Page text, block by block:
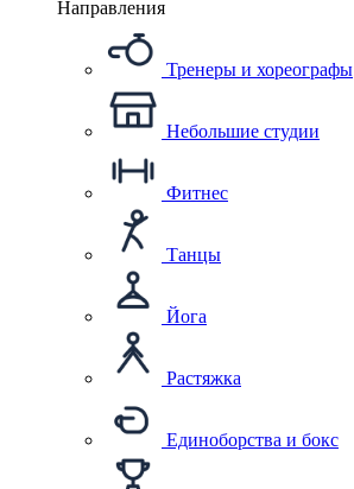
Направления
Тренеры и хореографы
Небольшие студии
Фитнес
Танцы
Йога
Растяжка
Единоборства и бокс